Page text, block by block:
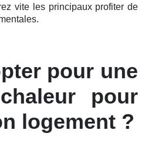
vite les principaux profiter de
pour une
pour
logement ?